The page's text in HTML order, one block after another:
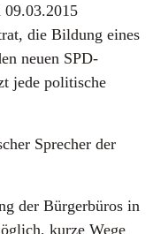
die Bildung eines
neuen SPD-
jede politische
Sprecher der
der Bürgerbüros in
kurze Wege